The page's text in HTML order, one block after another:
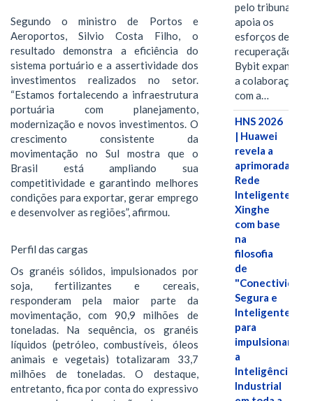
Segundo o ministro de Portos e
Aeroportos, Silvio Costa Filho, o
resultado demonstra a eficiência do
sistema portuário e a assertividade dos
investimentos realizados no setor.
“Estamos fortalecendo a infraestrutura
portuária com planejamento,
modernização e novos investimentos. O
crescimento consistente da
movimentação no Sul mostra que o
Brasil está ampliando sua
competitividade e garantindo melhores
condições para exportar, gerar emprego
e desenvolver as regiões”, afirmou.
Perfil das cargas
Os granéis sólidos, impulsionados por
soja, fertilizantes e cereais,
responderam pela maior parte da
movimentação, com 90,9 milhões de
toneladas. Na sequência, os granéis
líquidos (petróleo, combustíveis, óleos
animais e vegetais) totalizaram 33,7
milhões de toneladas. O destaque,
entretanto, fica por conta do expressivo
pelo tribunal
apoia os
esforços de
recuperação e
Bybit expande
a colaboração
com a…
HNS 2026
| Huawei
revela a
aprimorada
Rede
Inteligente
Xinghe
com base
na
filosofia
de
"Conectividade
Segura e
Inteligente"
para
impulsionar
a
Inteligência
Industrial